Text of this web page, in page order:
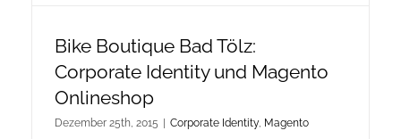
Bike Boutique Bad Tölz:
Corporate Identity und Magento
Onlineshop
Dezember 25th, 2015 Corporate Identity, Magento